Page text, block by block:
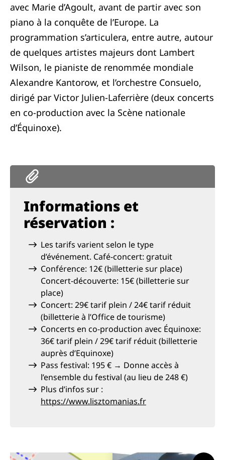
avec Marie d’Agoult, avant de partir avec son
piano à la conquête de l’Europe. La
programmation s’articulera, entre autre, autour
de quelques artistes majeurs dont Lambert
Wilson, le pianiste de renommée mondiale
Alexandre Kantorow, et l’orchestre Consuelo,
dirigé par Victor Julien-Laferrière (deux concerts
en co-production avec la Scène nationale
d’Équinoxe).
Informations et
réservation :
Les tarifs varient selon le type
d’événement. Café-concert: gratuit
Conférence: 12€ (billetterie sur place)
Concert-découverte: 15€ (billetterie sur
place)
Concert: 29€ tarif plein / 24€ tarif réduit
(billetterie à l’Office de tourisme)
Concerts en co-production avec Équinoxe:
36€ tarif plein / 29€ tarif réduit (billetterie
auprès d’Equinoxe)
Pass festival: 195 € → Donne accès à
l’ensemble du festival (au lieu de 248 €)
Plus d’infos sur :
https://www.lisztomanias.fr